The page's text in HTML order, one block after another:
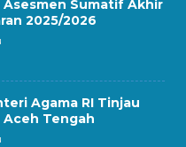
Asesmen Sumatif Akhir
2025/2026
Agama RI Tinjau
Aceh Tengah